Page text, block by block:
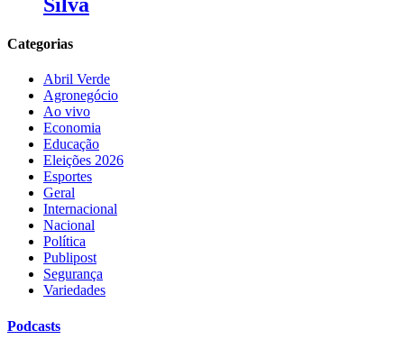
Categorias
Abril Verde
Agronegócio
Ao vivo
Economia
Educação
Eleições 2026
Esportes
Geral
Internacional
Nacional
Política
Publipost
Segurança
Variedades
Podcasts